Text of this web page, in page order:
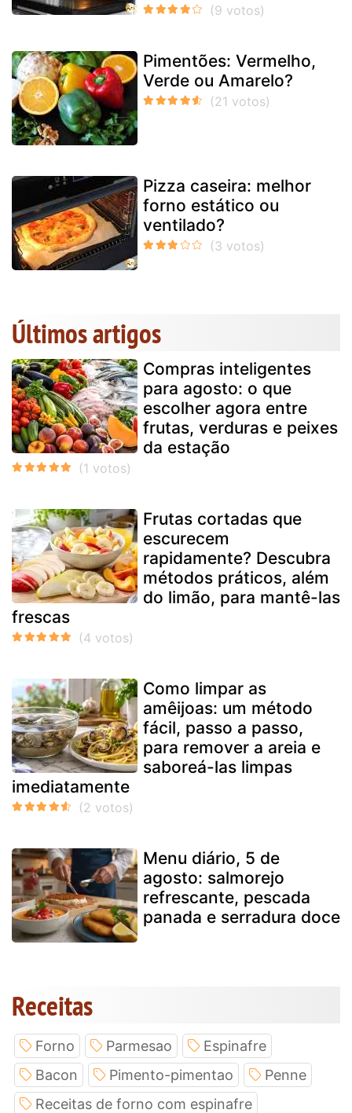
Pimentões: Vermelho,
Verde ou Amarelo?
Pizza caseira: melhor
forno estático ou
ventilado?
Últimos artigos
Compras inteligentes
para agosto: o que
escolher agora entre
frutas, verduras e peixes
da estação
Frutas cortadas que
escurecem
rapidamente? Descubra
métodos práticos, além
do limão, para mantê-las
frescas
Como limpar as
amêijoas: um método
fácil, passo a passo,
para remover a areia e
saboreá-las limpas
imediatamente
Menu diário, 5 de
agosto: salmorejo
refrescante, pescada
panada e serradura doce
Receitas
Forno Parmesao
Espinafre
Bacon
Pimento-pimentao
Penne
Receitas de forno com espinafre